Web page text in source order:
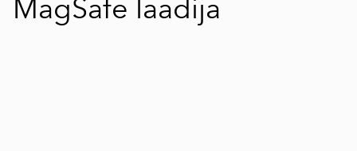
MagSafe laadija